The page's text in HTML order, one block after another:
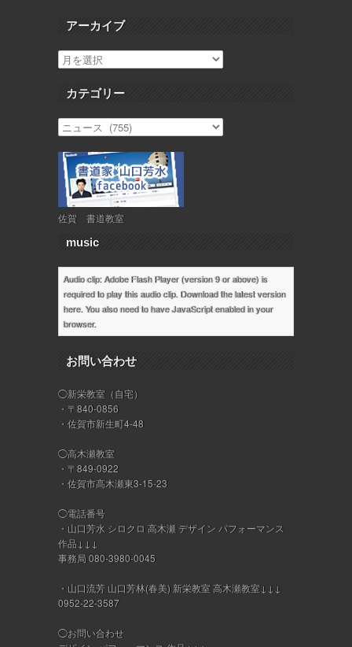
アーカイブ
カテゴリー
佐賀 書道教室
music
Audio clip: Adobe Flash Player (version 9 or above) is
required to play this audio clip. Download the latest version
here. You also need to have JavaScript enabled in your
browser.
お問い合わせ
◯新栄教室（自宅）
・〒840-0856
・佐賀市新生町4-48
◯高木瀬教室
・〒849-0922
・佐賀市高木瀬東3-15-23
◯電話番号
・山口芳水 シロクロ 高木瀬 デザイン パフォーマンス
作品↓↓↓
事務局 080-3980-0045
・山口流芳 山口芳林(春美) 新栄教室 高木瀬教室↓↓↓
0952-22-3587
◯お問い合わせ